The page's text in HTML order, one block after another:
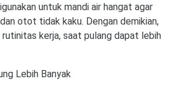
untuk mandi air hangat agar
dan otot tidak kaku. Dengan demikian,
kerja, saat pulang dapat lebih
Lebih Banyak